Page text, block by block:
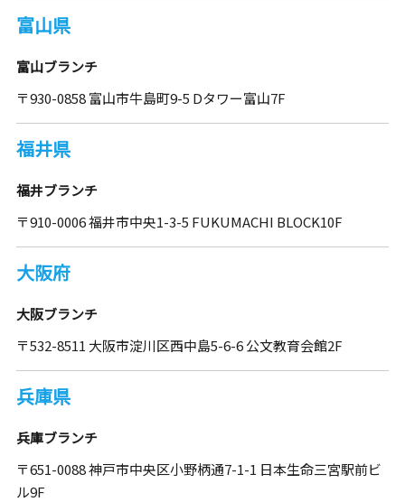
富山県
富山ブランチ
〒930-0858 富山市牛島町9-5 Dタワー富山7F
福井県
福井ブランチ
〒910-0006 福井市中央1-3-5 FUKUMACHI BLOCK10F
大阪府
大阪ブランチ
〒532-8511 大阪市淀川区西中島5-6-6 公文教育会館2F
兵庫県
兵庫ブランチ
〒651-0088 神戸市中央区小野柄通7-1-1 日本生命三宮駅前ビ
ル9F